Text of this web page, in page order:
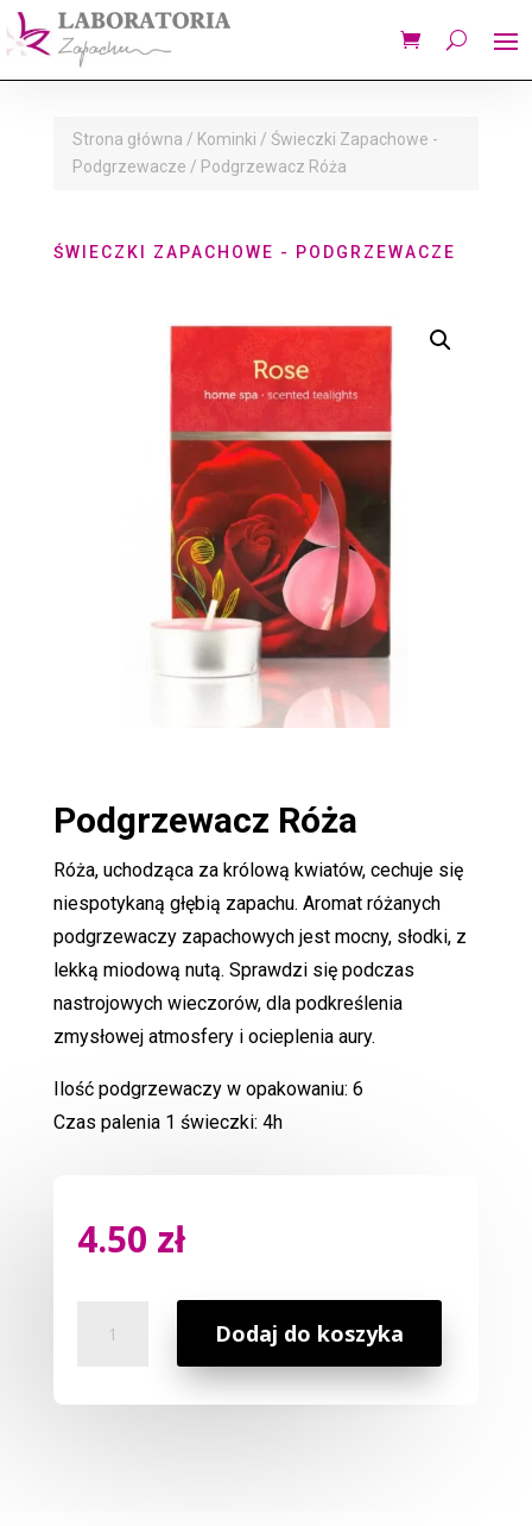
Strona główna / Kominki / Świeczki Zapachowe -
Podgrzewacze / Podgrzewacz Róża
ŚWIECZKI ZAPACHOWE - PODGRZEWACZE
Podgrzewacz Róża
Róża, uchodząca za królową kwiatów, cechuje się
niespotykaną głębią zapachu. Aromat różanych
podgrzewaczy zapachowych jest mocny, słodki, z
lekką miodową nutą. Sprawdzi się podczas
nastrojowych wieczorów, dla podkreślenia
zmysłowej atmosfery i ocieplenia aury.
Ilość podgrzewaczy w opakowaniu: 6
Czas palenia 1 świeczki: 4h
4.50 zł
Podgrzewacz
Dodaj do koszyka